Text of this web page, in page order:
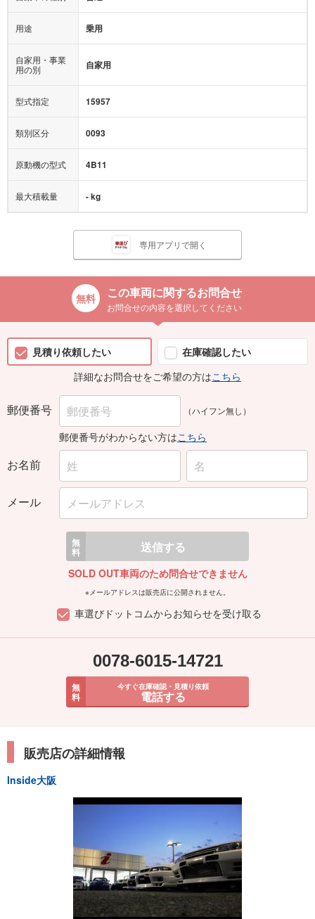
用途 乗用
自家用・事業
用の別
自家用
型式指定 15957
類別区分 0093
原動機の型式 4B11
最大積載量 - kg
専用アプリで開く
この車両に関するお問合せ
お問合せの内容を選択してください
見積り依頼したい
在庫確認したい
詳細なお問合せをご希望の方はこちら
郵便番号 （ハイフン無し）
郵便番号がわからない方はこちら
お名前
メール
無
料 送信する
SOLD OUT車両のため問合せできません
※メールアドレスは販売店に公開されません。
車選びドットコムからお知らせを受け取る
0078-6015-14721
無
料
今すぐ在庫確認・見積り依頼
電話する
販売店の詳細情報
Inside大阪